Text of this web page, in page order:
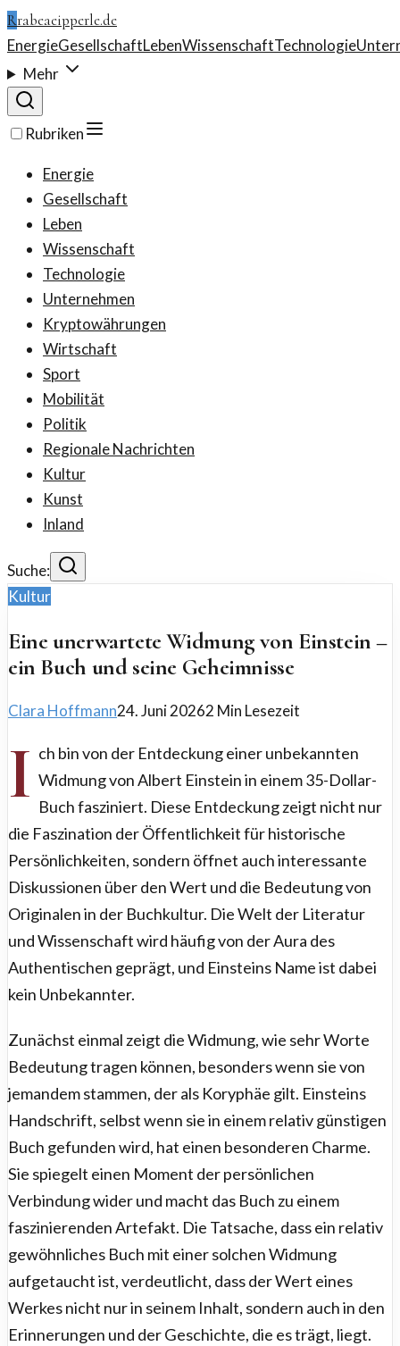
Rrabeaeipperle.de
EnergieGesellschaftLebenWissenschaftTechnologie
Mehr
Rubriken
Energie
Gesellschaft
Leben
Wissenschaft
Technologie
Unternehmen
Kryptowährungen
Wirtschaft
Sport
Mobilität
Politik
Regionale Nachrichten
Kultur
Kunst
Inland
Suche:
Kultur
Eine unerwartete Widmung von Einstein –
ein Buch und seine Geheimnisse
Clara Hoffmann24. Juni 20262 Min Lesezeit
I ch bin von der Entdeckung einer unbekannten
Widmung von Albert Einstein in einem 35-Dollar-
Buch fasziniert. Diese Entdeckung zeigt nicht nur
die Faszination der Öffentlichkeit für historische
Persönlichkeiten, sondern öffnet auch interessante
Diskussionen über den Wert und die Bedeutung von
Originalen in der Buchkultur. Die Welt der Literatur
und Wissenschaft wird häufig von der Aura des
Authentischen geprägt, und Einsteins Name ist dabei
kein Unbekannter.
Zunächst einmal zeigt die Widmung, wie sehr Worte
Bedeutung tragen können, besonders wenn sie von
jemandem stammen, der als Koryphäe gilt. Einsteins
Handschrift, selbst wenn sie in einem relativ günstigen
Buch gefunden wird, hat einen besonderen Charme.
Sie spiegelt einen Moment der persönlichen
Verbindung wider und macht das Buch zu einem
faszinierenden Artefakt. Die Tatsache, dass ein relativ
gewöhnliches Buch mit einer solchen Widmung
aufgetaucht ist, verdeutlicht, dass der Wert eines
Werkes nicht nur in seinem Inhalt, sondern auch in den
Erinnerungen und der Geschichte, die es trägt, liegt.